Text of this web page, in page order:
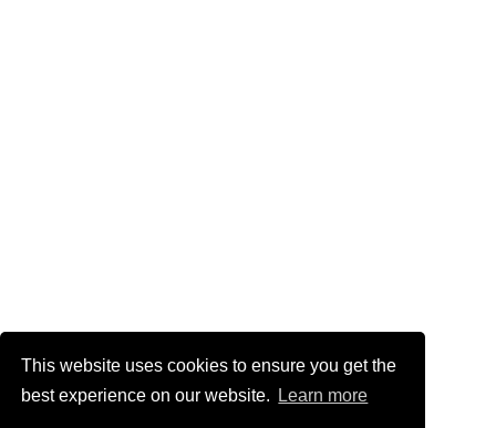
This website uses cookies to ensure you get the
best experience on our website.
Learn more